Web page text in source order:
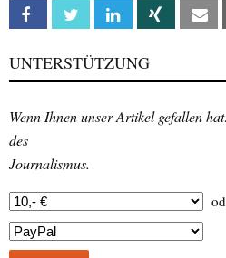
Facebook Twitter Linkedin Xing
UNTERSTÜTZUNG
Wenn Ihnen unser Artikel gefallen
des
Journalismus.